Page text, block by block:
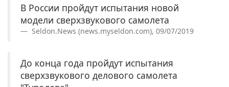
В России пройдут испытания новой
модели сверхзвукового самолета
Seldon.News (news.myseldon.com), 09/07/2019
До конца года пройдут испытания
сверхзвукового делового самолета